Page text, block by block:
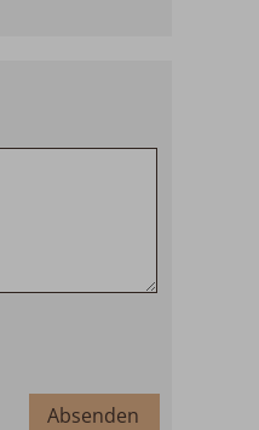
Absenden